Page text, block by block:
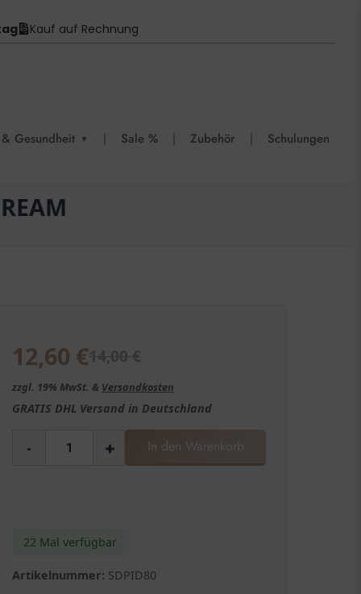
Kauf auf Rechnung
Gesundheit ▼ | Sale % | Zubehör | Schulungen
12,60 €
zzgl. 19% MwSt. & Versandkosten
GRATIS DHL Versand in Deutschland
- + In den Warenkorb
22 Mal verfügbar
Artikelnummer: SDPID80